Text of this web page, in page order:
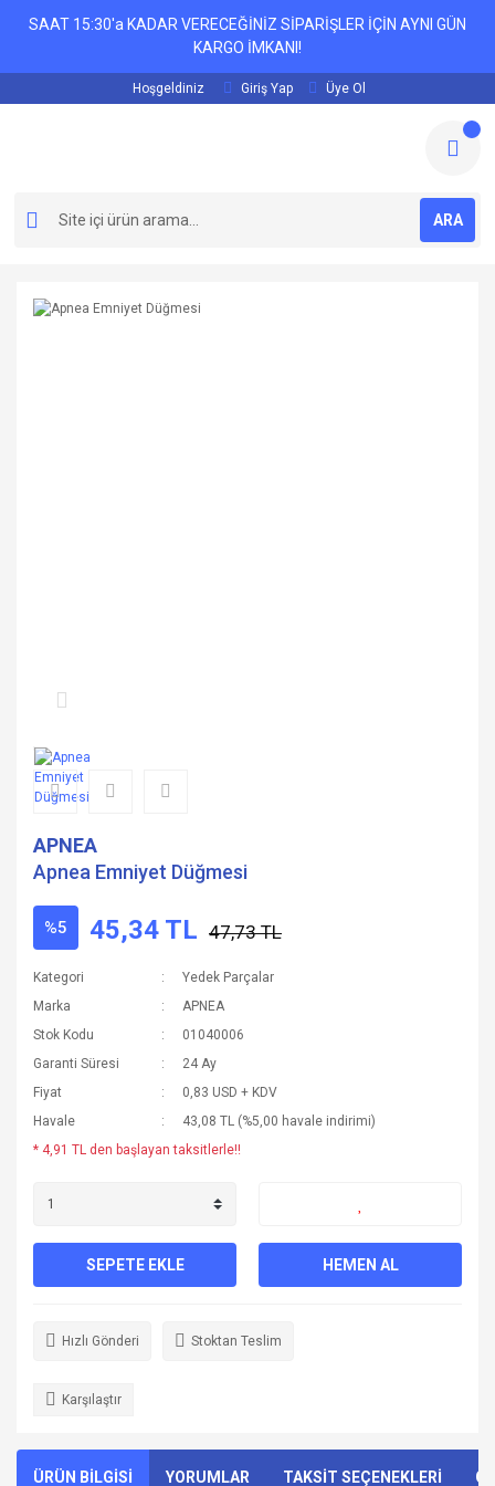
SAAT 15:30'a KADAR VERECEĞİNİZ SİPARİŞLER İÇİN AYNI GÜN
KARGO İMKANI!
Hoşgeldiniz Giriş Yap Üye Ol
ARA
APNEA
Apnea Emniyet Düğmesi
%5 45,34 TL 47,73 TL
Kategori
Yedek Parçalar
Marka
APNEA
Stok Kodu
01040006
Garanti Süresi
24 Ay
Fiyat
0,83 USD + KDV
Havale
43,08 TL (%5,00 havale indirimi)
* 4,91 TL den başlayan taksitlerle!!
SEPETE EKLE HEMEN AL
Hızlı Gönderi Stoktan Teslim
Karşılaştır
ÜRÜN BİLGİSİ YORUMLAR TAKSİT SEÇENEKLERİ